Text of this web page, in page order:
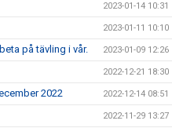
2023-01-14 10:31
2023-01-11 10:10
på tävling i vår. 2023-01-09 12:26
2022-12-21 18:30
2022 2022-12-14 08:51
2022-11-29 13:27